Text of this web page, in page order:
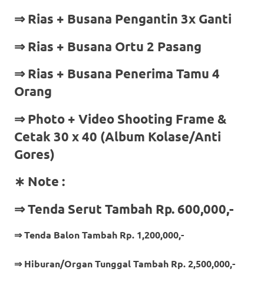
⇒ Rias + Busana Pengantin 3x Ganti
⇒ Rias + Busana Ortu 2 Pasang
⇒ Rias + Busana Penerima Tamu 4
Orang
⇒Photo + Video Shooting Frame &
Cetak 30 x 40 (Album Kolase/Anti
Gores)
∗ Note :
⇒ Tenda Serut Tambah Rp. 600,000,-
⇒ Tenda Balon Tambah Rp. 1,200,000,-
⇒ Hiburan/Organ Tunggal Tambah Rp. 2,500,000,-